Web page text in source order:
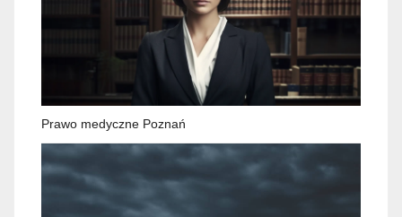
Prawo medyczne Poznań